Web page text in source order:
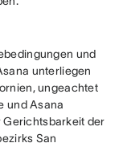
und
unterliegen
ungeachtet
und Asana
Gerichtsbarkeit der
San